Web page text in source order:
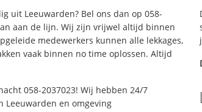
uit Leeuwarden? Bel ons dan op 058-
aan de lijn. Wij zijn vrijwel altijd binnen
medewerkers kunnen alle lekkages,
vaak binnen no time oplossen. Altijd
058-2037023! Wij hebben 24/7
Leeuwarden en omgeving